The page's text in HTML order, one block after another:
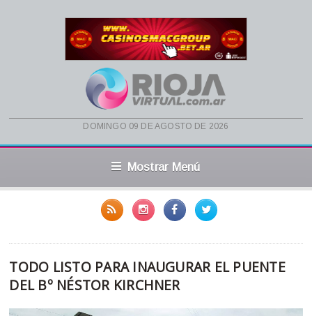
domingo 09 de agosto de 2026
Mostrar Menú
TODO LISTO PARA INAUGURAR EL PUENTE
DEL Bº NÉSTOR KIRCHNER